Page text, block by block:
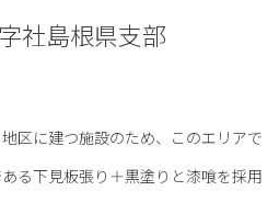
社島根県支部
区に建つ施設のため、このエリアで
る下見板張り＋黒塗りと漆喰を採用